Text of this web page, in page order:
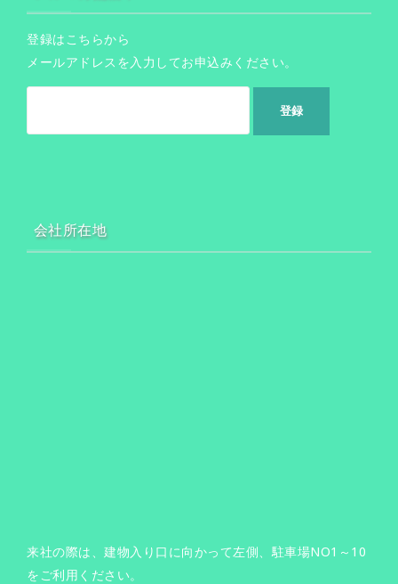
登録はこちらから
メールアドレスを入力してお申込みください。
会社所在地
来社の際は、建物入り口に向かって左側、駐車場NO1～10
をご利用ください。